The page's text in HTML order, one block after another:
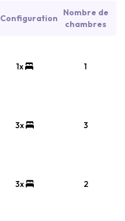
Configuration
Nombre de
chambres
1x 1
3x 3
3x 2